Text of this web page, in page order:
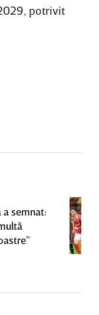
potrivit
a semnat: